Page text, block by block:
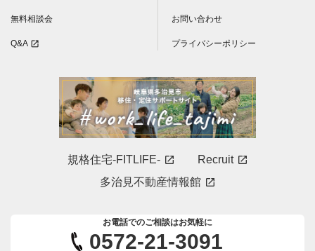
無料相談会
Q&A open_in_new
お問い合わせ
プライバシーポリシー
規格住宅-FITLIFE- open_in_new Recruit open_in_new
多治見不動産情報館 open_in_new
お電話でのご相談はお気軽に
0572-21-3091